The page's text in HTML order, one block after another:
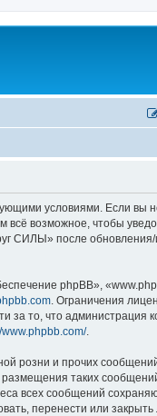
условиями. Если вы
возможное, чтобы
СИЛЫ» после
phpBB»,
. Ограничения
за то, что администрация
www.phpbb.com/.
розни и прочих
таких
всех сообщений
перенести или